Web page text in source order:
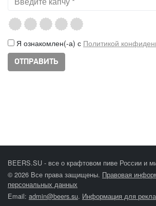
Я ознакомлен(-а) с Политикой
BEERS.SU - все о крафтовом пиве России и
© 2026 Все права защищены. Правовая
персональных данных
Email: admin@beers.su. Информация для